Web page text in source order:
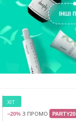
ХІТ
−20% З ПРОМО PARTY20